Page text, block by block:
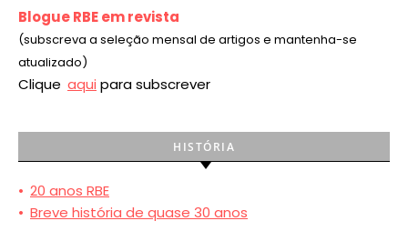
Blogue RBE em revista
(subscreva a seleção mensal de artigos e mantenha-se
atualizado)
Clique aqui para subscrever
HISTÓRIA
• 20 anos RBE
• Breve história de quase 30 anos